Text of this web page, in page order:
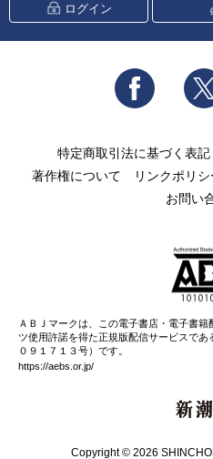
ログイン
特定商取引法に基づく表記
著作権について
リンクポリシ
お問い
ＡＢＪマークは、この電子書店・電子書
ツ使用許諾を得た正規版配信サービスで
０９１７１３号）です。
https://aebs.or.jp/
Copyright © 2026